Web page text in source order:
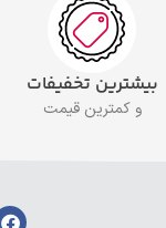
بیشترین تخفیفات
و کمترین قیمت